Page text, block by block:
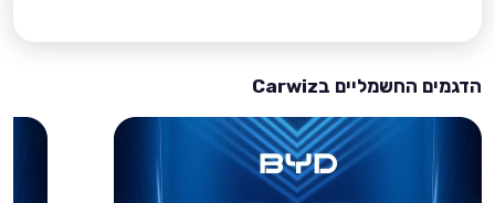
הדגמים החשמליים בCarwiz